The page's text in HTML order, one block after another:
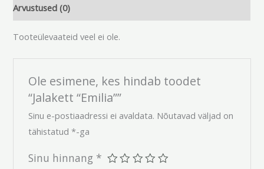
Arvustused (0)
Tooteülevaateid veel ei ole.
Ole esimene, kes hindab toodet
“Jalakett “Emilia””
Sinu e-postiaadressi ei avaldata. Nõutavad väljad on
tähistatud *-ga
Sinu hinnang *